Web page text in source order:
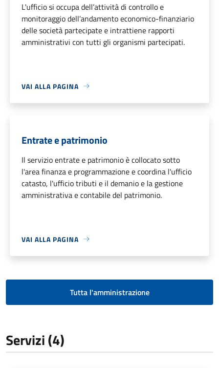
L'ufficio si occupa dell’attività di controllo e
monitoraggio dell’andamento economico-finanziario
delle società partecipate e intrattiene rapporti
amministrativi con tutti gli organismi partecipati.
VAI ALLA PAGINA
Entrate e patrimonio
Il servizio entrate e patrimonio è collocato sotto
l'area finanza e programmazione e coordina l'ufficio
catasto, l'ufficio tributi e il demanio e la gestione
amministrativa e contabile del patrimonio.
VAI ALLA PAGINA
Tutta l'amministrazione
Servizi (4)